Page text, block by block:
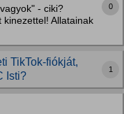
- ciki?
kinezettel! Allatainak
0
TikTok-fiókját,
Isti?
1